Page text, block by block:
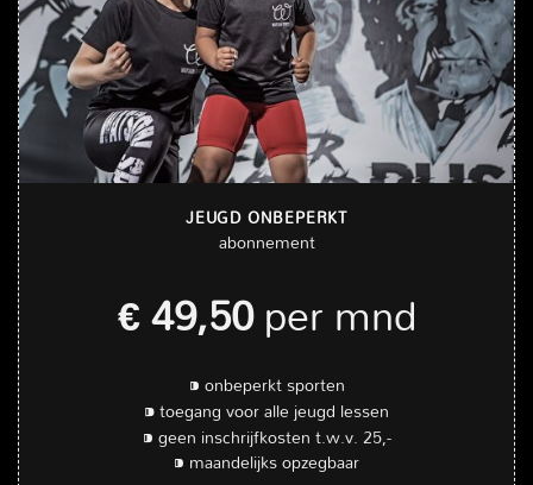
JEUGD ONBEPERKT
abonnement
€ 49,50per mnd
⁍ onbeperkt sporten
⁍ toegang voor alle jeugd lessen
⁍ geen inschrijfkosten t.w.v. 25,-
⁍ maandelijks opzegbaar